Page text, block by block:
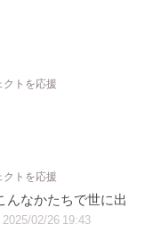
トを応援
トを応援
んなかたちで世に出
2025/02/26 19:43